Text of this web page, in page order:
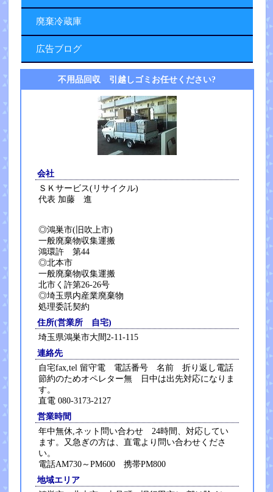
廃棄冷蔵庫
広告ブログ
不用品回収 引越しゴミお任せください?
会社
ＳＫサービス(リサイクル)
代表 加藤 進
◎鴻巣市(旧吹上市)
一般廃棄物収集運搬
鴻環許 第44
◎北本市
一般廃棄物収集運搬
北市く許第26-26号
◎埼玉県内産業廃棄物
処理委託契約
住所(営業所 自宅)
埼玉県鴻巣市大間2-11-115
連絡先
自宅fax,tel 留守電 電話番号 名前 折り返し電話
節約のためオペレター無 日中は出先対応になりま
す。
直電 080-3173-2127
営業時間
年中無休,ネット問い合わせ 24時間、対応してい
ます。又急ぎの方は、直電より問い合わせくださ
い。
電話AM730～PM600 携帯PM800
地域エリア